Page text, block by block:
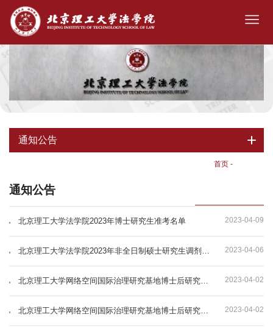
通知公告
首页 -
通知公告
2023-04-09
北京理工大学法学院2023年博士研究生准考名单
2023-04-06
2023-04-02
2023-04-02